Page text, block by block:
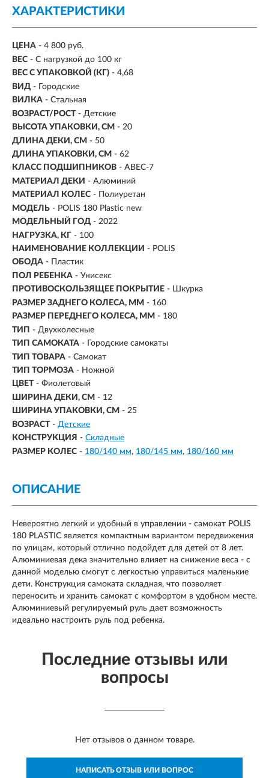
ХАРАКТЕРИСТИКИ
ЦЕНА - 4 800 руб.
ВЕС - С нагрузкой до 100 кг
ВЕС С УПАКОВКОЙ (КГ) - 4,68
ВИД - Городские
ВИЛКА - Стальная
ВОЗРАСТ/РОСТ - Детские
ВЫСОТА УПАКОВКИ, СМ - 20
ДЛИНА ДЕКИ, СМ - 50
ДЛИНА УПАКОВКИ, СМ - 62
КЛАСС ПОДШИПНИКОВ - ABEC-7
МАТЕРИАЛ ДЕКИ - Алюминий
МАТЕРИАЛ КОЛЕС - Полиуретан
МОДЕЛЬ - POLIS 180 Plastic new
МОДЕЛЬНЫЙ ГОД - 2022
НАГРУЗКА, КГ - 100
НАИМЕНОВАНИЕ КОЛЛЕКЦИИ - POLIS
ОБОДА - Пластик
ПОЛ РЕБЕНКА - Унисекс
ПРОТИВОСКОЛЬЗЯЩЕЕ ПОКРЫТИЕ - Шкурка
РАЗМЕР ЗАДНЕГО КОЛЕСА, ММ - 160
РАЗМЕР ПЕРЕДНЕГО КОЛЕСА, ММ - 180
ТИП - Двухколесные
ТИП САМОКАТА - Городские самокаты
ТИП ТОВАРА - Самокат
ТИП ТОРМОЗА - Ножной
ЦВЕТ - Фиолетовый
ШИРИНА ДЕКИ, СМ - 12
ШИРИНА УПАКОВКИ, СМ - 25
ВОЗРАСТ - Детские
КОНСТРУКЦИЯ - Складные
РАЗМЕР КОЛЕС - 180/140 мм 180/145 мм 180/160 мм
ОПИСАНИЕ
Невероятно легкий и удобный в управлении - самокат POLIS
180 PLASTIC является компактным вариантом передвижения
по улицам, который отлично подойдет для детей от 8 лет.
Алюминиевая дека значительно влияет на снижение веса - с
данной моделью смогут с легкостью управиться маленькие
дети. Конструкция самоката складная, что позволяет
переносить и хранить самокат с комфортом в удобном месте.
Алюминиевый регулируемый руль дает возможность
идеально настроить руль под ребенка.
Последние отзывы или
вопросы
Нет отзывов о данном товаре.
НАПИСАТЬ ОТЗЫВ ИЛИ ВОПРОС